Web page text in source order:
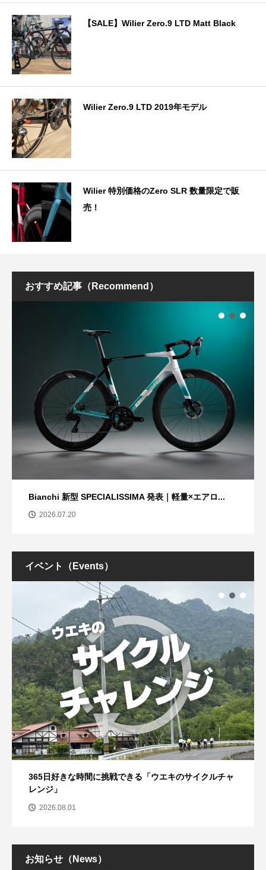
【SALE】Wilier Zero.9 LTD Matt Black
Wilier Zero.9 LTD 2019年モデル
Wilier 特別価格のZero SLR 数量限定で販
売！
おすすめ記事（Recommend）
Bianchi 新型 SPECIALISSIMA 発表｜軽量×エアロ...
2026.07.20
イベント（Events）
365日好きな時間に挑戦できる「ウエキのサイクルチャ
レンジ」
2026.08.01
お知らせ（News）